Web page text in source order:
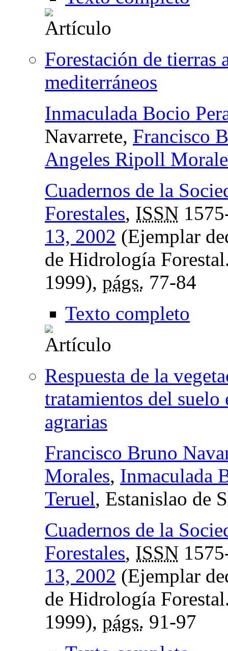
Forestación de tierras
mediterráneos
Inmaculada Bocio
Navarrete, Francisco
Angeles Ripoll
Cuadernos de la
Forestales, ISSN
13, 2002 (Ejemplar
de Hidrología
1999), págs. 77-84
Texto completo
Respuesta de la
tratamientos del suelo
agrarias
Francisco Bruno
Morales, Inmaculada
Teruel, Estanislao de
Cuadernos de la
Forestales, ISSN
13, 2002 (Ejemplar
de Hidrología
1999), págs. 91-97